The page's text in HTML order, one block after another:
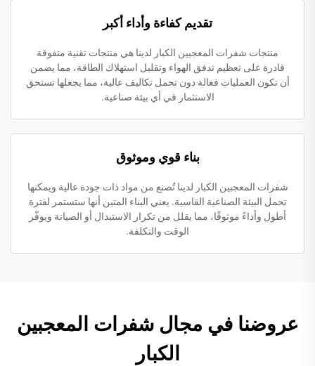
تقديم كفاءة وأداء أكبر
منتجات شفرات المعجبين الكبار لدينا هي منتجات تقنية متفوقة
قادرة على تعظيم تدفق الهواء وتقليل استهلاك الطاقة، مما يضمن
أن تكون العمليات فعالة دون تحمل تكاليف عالية، مما يجعلها تستحق
الاستثمار في أي بيئة صناعية.
بناء قوي وموثوق
شفرات المعجبين الكبار لدينا تُصنع من مواد ذات جودة عالية ويمكنها
تحمل البيئة الصناعية القاسية. يعني البناء المتين أنها ستستمر لفترة
أطول وأداءً موثوقًا، مما يقلل من تكرار الاستبدال أو الصيانة ويوفّر
الوقت والتكلفة.
عروضنا في مجال شفرات المعجبين
الكبار